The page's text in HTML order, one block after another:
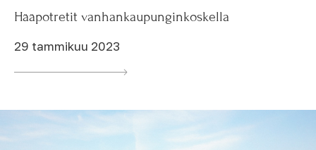
Hääpotretit vanhankaupunginkoskella
29 tammikuu 2023